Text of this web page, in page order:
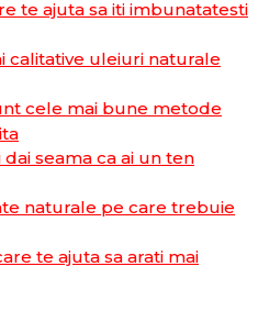
te ajuta sa iti imbunatatesti
calitative uleiuri naturale
cele mai bune metode
dai seama ca ai un ten
naturale pe care trebuie
te ajuta sa arati mai